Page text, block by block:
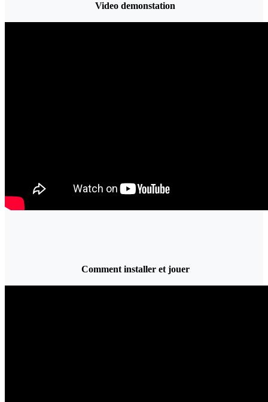
Video demonstation
Comment installer et jouer